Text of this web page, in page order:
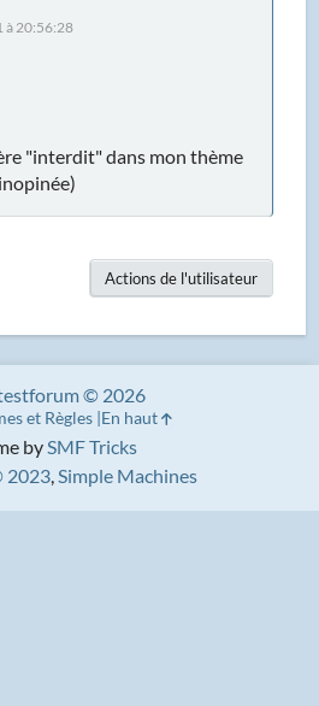
à 20:56:28
"interdit" dans mon thème
Actions de l'utilisateur
bySMF Tricks
2023,Simple Machines
© 2026
et Règles En haut